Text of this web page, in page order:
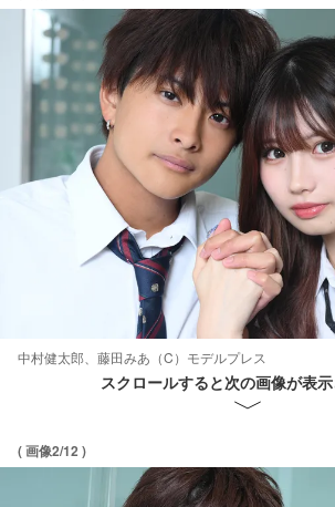
中村健太郎、藤田みあ（C）モデルプレス
スクロールすると次の画像が表
( 画像2/12 )